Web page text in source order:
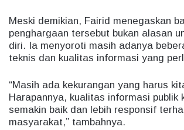
Meski demikian, Fairid menegaskan
penghargaan tersebut bukan alasan
diri. Ia menyoroti masih adanya
teknis dan kualitas informasi yang
“Masih ada kekurangan yang harus
Harapannya, kualitas informasi publik
semakin baik dan lebih responsif
masyarakat,” tambahnya.